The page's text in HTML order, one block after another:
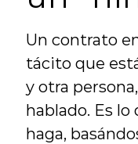
Un contrato
tácito que
y otra
hablado. Es
haga,